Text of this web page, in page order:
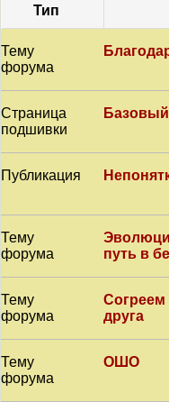
Тип
Тему
форума
Страница
подшивки
Публикация
Тему
форума
путь в
Тему
форума
Согреем
друга
Тему
форума
ОШО